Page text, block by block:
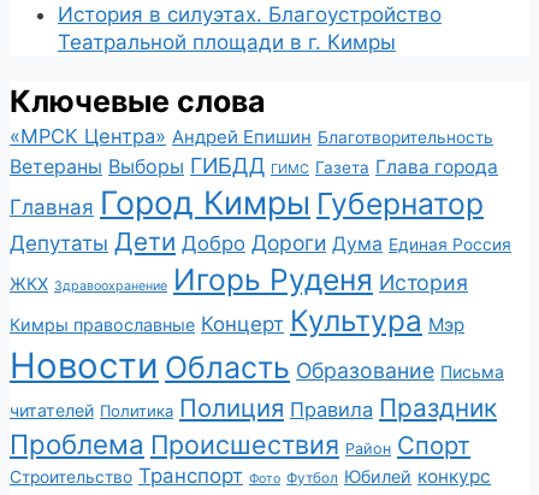
История в силуэтах. Благоустройство
Театральной площади в г. Кимры
Ключевые слова
«МРСК Центра» Андрей Епишин Благотворительность
Ветераны Выборы ГИБДД ГИМС Газета Глава города
Главная Город Кимры Губернатор
Депутаты Дети Добро Дороги Дума Единая Россия
ЖКХ Здравоохранение Игорь Руденя История
Кимры православные Концерт Культура Мэр
Новости Область Образование Письма
читателей Политика Полиция Правила Праздник
Проблема Происшествия Район Спорт
Строительство Транспорт Фото Футбол Юбилей конкурс